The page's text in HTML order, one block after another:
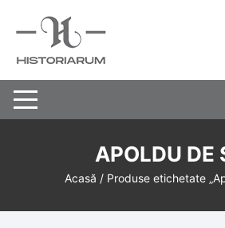
APOLDU DE
Acasă / Produse etichetate